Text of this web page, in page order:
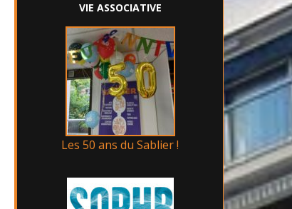
VIE ASSOCIATIVE
Les 50 ans du Sablier !